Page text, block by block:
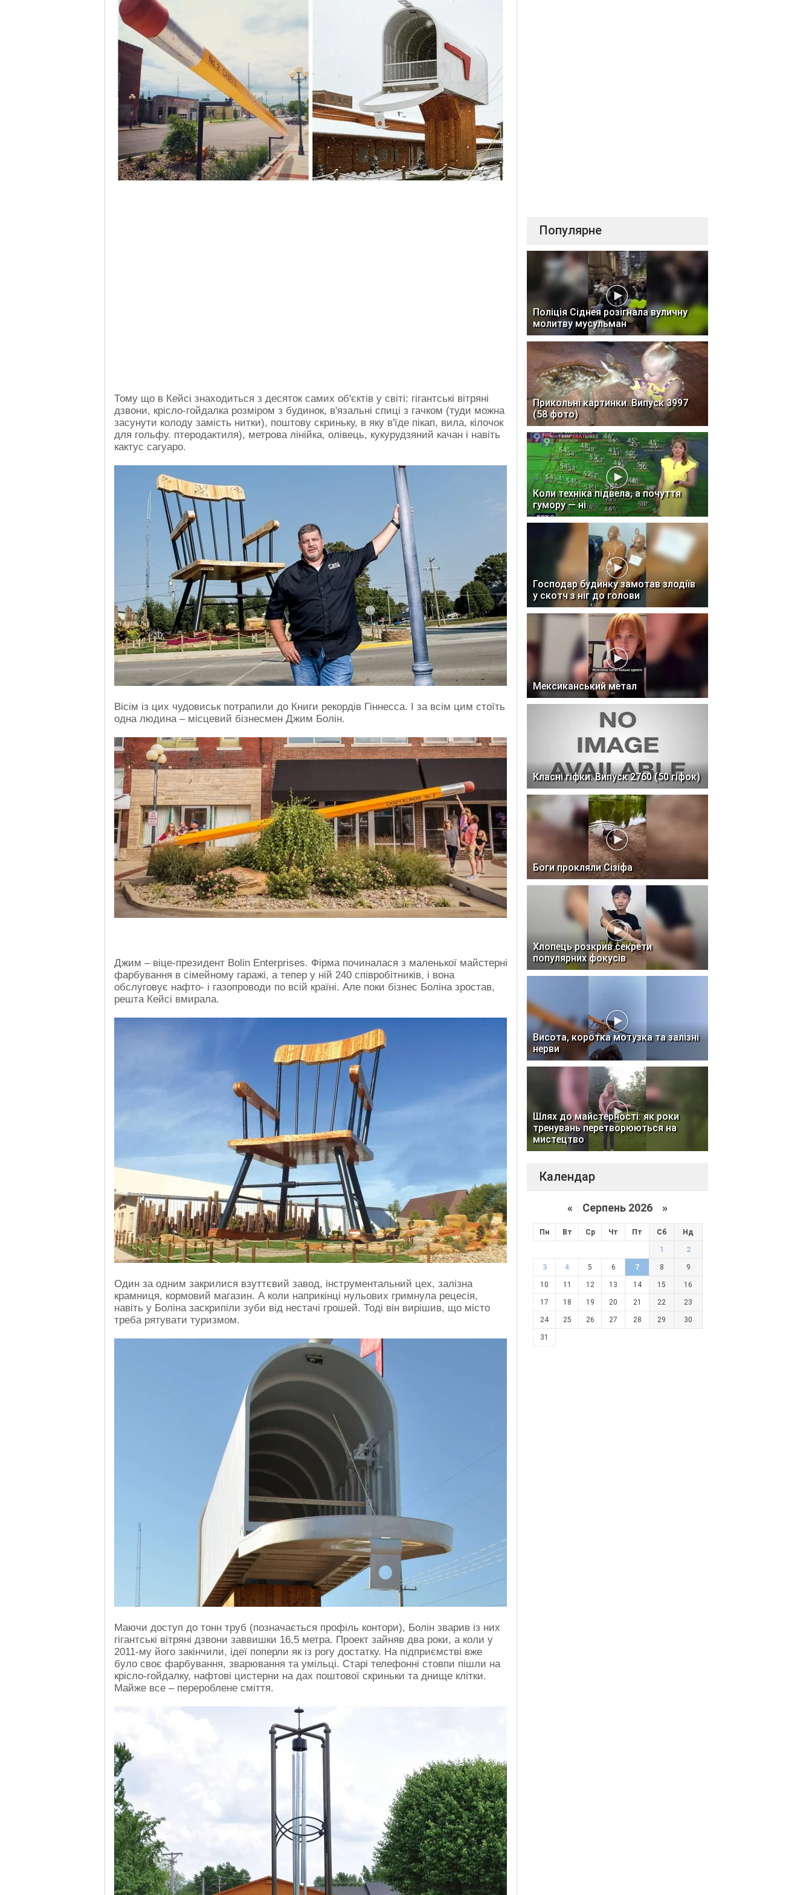
Тому що в Кейсі знаходиться з десяток самих об'єктів у світі: гігантські вітряні
дзвони, крісло-гойдалка розміром з будинок, в'язальні спиці з гачком (туди можна
засунути колоду замість нитки), поштову скриньку, в яку в'їде пікап, вила, кілочок
для гольфу. птеродактиля), метрова лінійка, олівець, кукурудзяний качан і навіть
кактус сагуаро.
Вісім із цих чудовиськ потрапили до Книги рекордів Гіннесса. І за всім цим стоїть
одна людина – місцевий бізнесмен Джим Болін.
Джим – віце-президент Bolin Enterprises. Фірма починалася з маленької майстерні
фарбування в сімейному гаражі, а тепер у ній 240 співробітників, і вона
обслуговує нафто- і газопроводи по всій країні. Але поки бізнес Боліна зростав,
решта Кейсі вмирала.
Один за одним закрилися взуттєвий завод, інструментальний цех, залізна
крамниця, кормовий магазин. А коли наприкінці нульових гримнула рецесія,
навіть у Боліна заскрипіли зуби від нестачі грошей. Тоді він вирішив, що місто
треба рятувати туризмом.
Маючи доступ до тонн труб (позначається профіль контори), Болін зварив із них
гігантські вітряні дзвони заввишки 16,5 метра. Проект зайняв два роки, а коли у
2011-му його закінчили, ідеї поперли як із рогу достатку. На підприємстві вже
було своє фарбування, зварювання та умільці. Старі телефонні стовпи пішли на
крісло-гойдалку, нафтові цистерни на дах поштової скриньки та днище клітки.
Майже все – перероблене сміття.
Популярне
Поліція Сіднея розігнала вуличну
молитву мусульман
Прикольні картинки. Випуск 3997
(58 фото)
Коли техніка підвела, а почуття
гумору — ні
Господар будинку замотав злодіїв
у скотч з ніг до голови
Мексиканський метал
Класні гіфки. Випуск 2760 (50 гіфок)
Боги прокляли Сізіфа
Хлопець розкрив секрети
популярних фокусів
Висота, коротка мотузка та залізні
нерви
Шлях до майстерності: як роки
тренувань перетворюються на
мистецтво
Календар
« Серпень 2026 »
Пн Вт Ср Чт Пт Сб Нд
1 2
3 4 5 6 7 8 9
10 11 12 13 14 15 16
17 18 19 20 21 22 23
24 25 26 27 28 29 30
31